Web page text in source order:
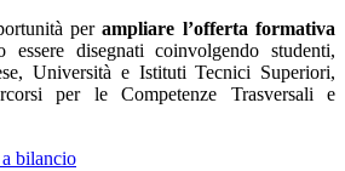
perampliare l’offerta formativa
essere disegnati coinvolgendo studenti,
Università e Istituti Tecnici Superiori,
per le Competenze Trasversali e
bilancio